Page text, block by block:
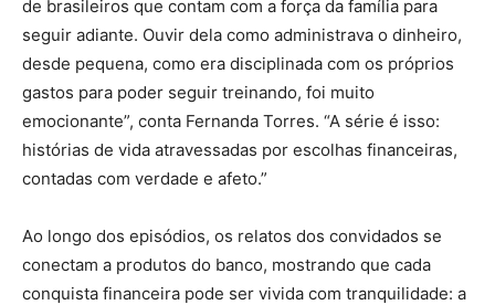
de brasileiros que contam com a força da família para
seguir adiante. Ouvir dela como administrava o dinheiro,
desde pequena, como era disciplinada com os próprios
gastos para poder seguir treinando, foi muito
emocionante”, conta Fernanda Torres. “A série é isso:
histórias de vida atravessadas por escolhas financeiras,
contadas com verdade e afeto.”
Ao longo dos episódios, os relatos dos convidados se
conectam a produtos do banco, mostrando que cada
conquista financeira pode ser vivida com tranquilidade: a